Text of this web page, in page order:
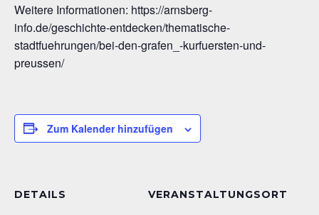
Weitere Informationen: https://arnsberg-
info.de/geschichte-entdecken/thematische-
stadtfuehrungen/bei-den-grafen_-kurfuersten-und-
preussen/
Zum Kalender hinzufügen
DETAILS VERANSTALTUNGSORT